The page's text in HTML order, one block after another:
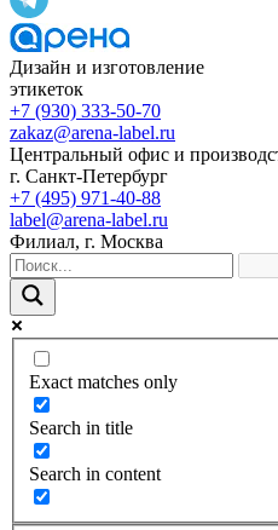
Дизайн и изготовление
этикеток
+7 (930) 333-50-70
zakaz@arena-label.ru
Центральный офис и
г. Санкт-Петербург
+7 (495) 971-40-88
label@arena-label.ru
Филиал, г. Москва
Exact matches only
Search in title
Search in content